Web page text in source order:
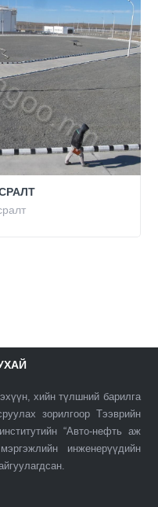
хийн түлшний барилга
зорилгоор Тээврийн
“Авто-нефть аж
инженерүүдийн